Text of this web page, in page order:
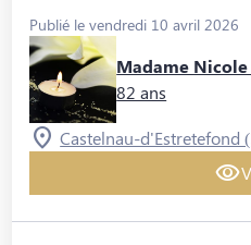
Publié le vendredi 10 avril 2026
Madame Nicole
82 ans
Castelnau-d'Estretefond